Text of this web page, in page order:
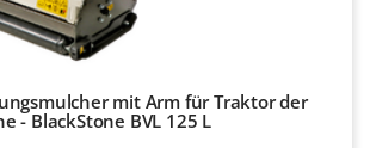
mit Arm für Traktor der
- BlackStone BVL 125 L